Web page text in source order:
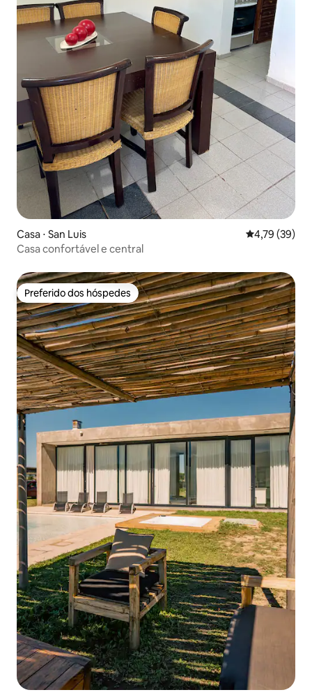
Casa ⋅ San Luis 4,79 de uma
4,79 (39)
Casa confortável e central
Preferido dos hóspedes
Preferido dos hóspedes